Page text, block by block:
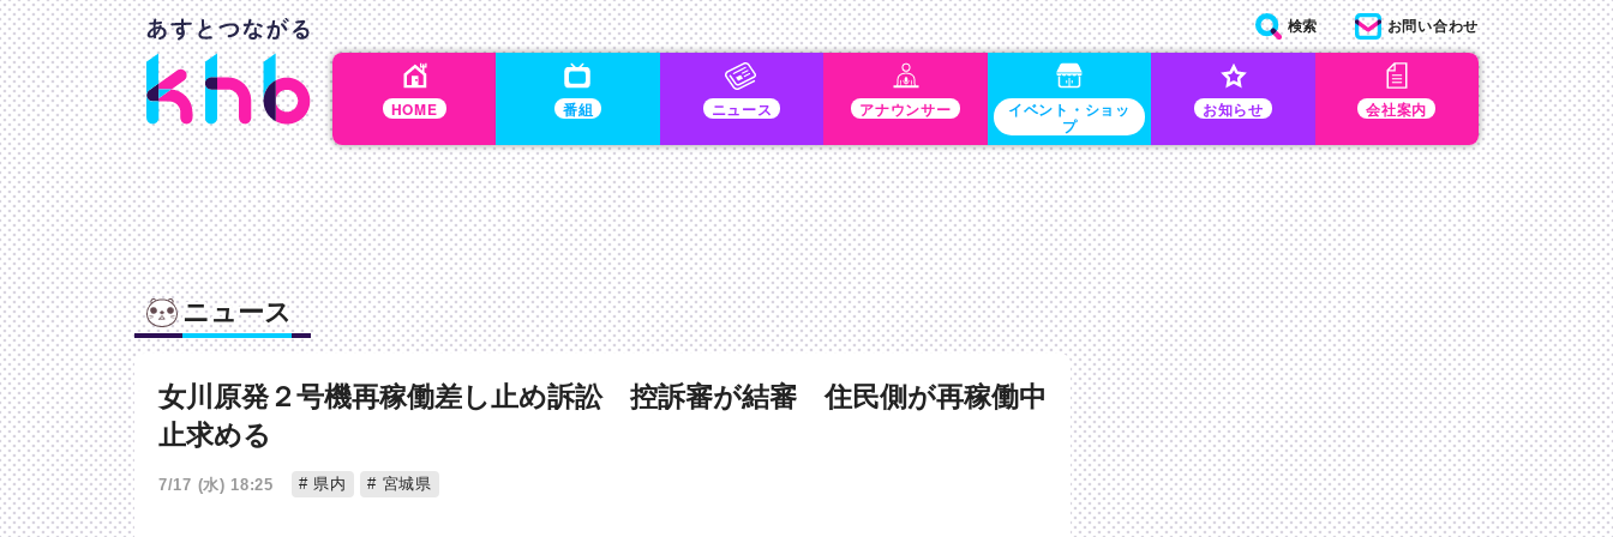
HOME 番組 ニュース アナウンサー イベント・ショッ
プ
お知らせ 会社案内
検索 お問い合わせ
ニュース
女川原発２号機再稼働差し止め訴訟 控訴審が結審 住民側が再稼働中
止求める
7/17 (水) 18:25 県内 宮城県